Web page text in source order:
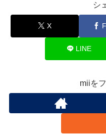
シ
X
LINE
miiを